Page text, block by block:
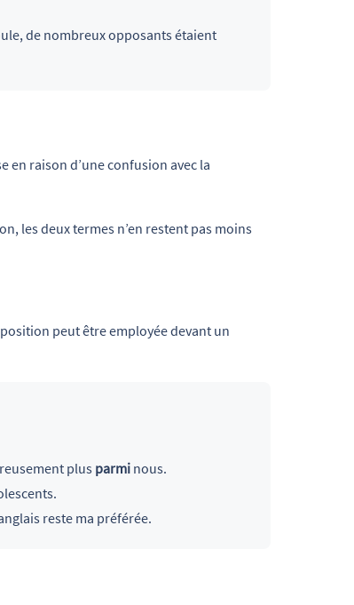
de nombreux opposants étaient
en raison d’une confusion avec la
les deux termes n’en restent pas moins
peut être employée devant un
plus parminous.
reste ma préférée.